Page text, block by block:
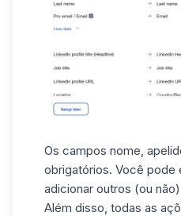
Os campos nome,
obrigatórios. Você pode
adicionar outros (ou
Além disso, todas as